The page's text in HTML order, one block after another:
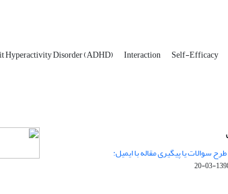
Hyperactivity Disorder (ADHD) Interaction Self-Efficacy
سوالات یا پیگیری مقاله با ایمیل:
1398-